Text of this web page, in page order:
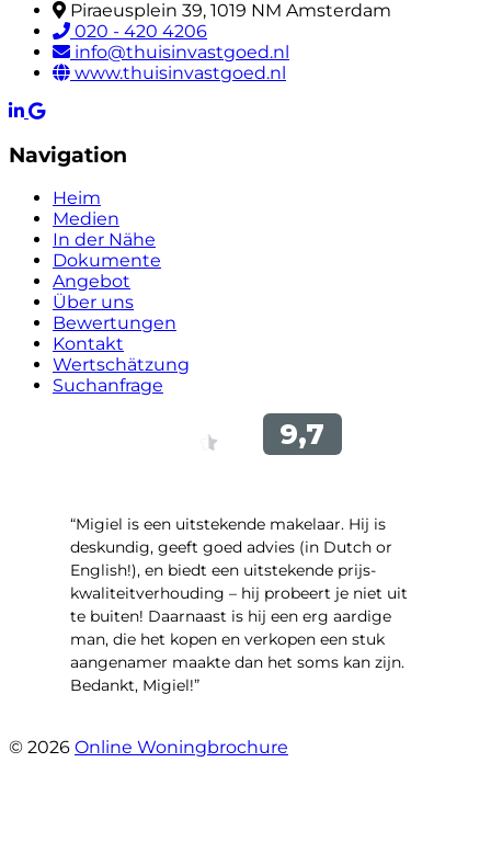
Piraeusplein 39, 1019 NM Amsterdam
020 - 420 4206
info@thuisinvastgoed.nl
www.thuisinvastgoed.nl
Navigation
Heim
Medien
In der Nähe
Dokumente
Angebot
Über uns
Bewertungen
Kontakt
Wertschätzung
Suchanfrage
“Migiel is een uitstekende makelaar. Hij is
deskundig, geeft goed advies (in Dutch or
English!), en biedt een uitstekende prijs-
kwaliteitverhouding – hij probeert je niet uit
te buiten! Daarnaast is hij een erg aardige
man, die het kopen en verkopen een stuk
aangenamer maakte dan het soms kan zijn.
Bedankt, Migiel!”
© 2026 Online Woningbrochure